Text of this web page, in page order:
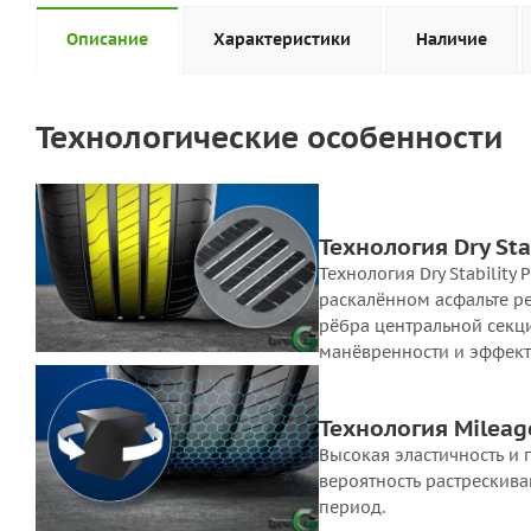
Описание Характеристики Наличие
Технологические особенности
Технология Dry
Технология Dry Stability
раскалённом асфальте
рёбра центральной
манёвренности и
Технология
Высокая эластичность и
вероятность
период.